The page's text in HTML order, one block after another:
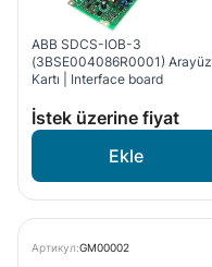
ABB SDCS-IOB-3
(3BSE004086R0001) Arayüz
Kartı | Interface board
İstek üzerine fiyat
Артикул:GM00002